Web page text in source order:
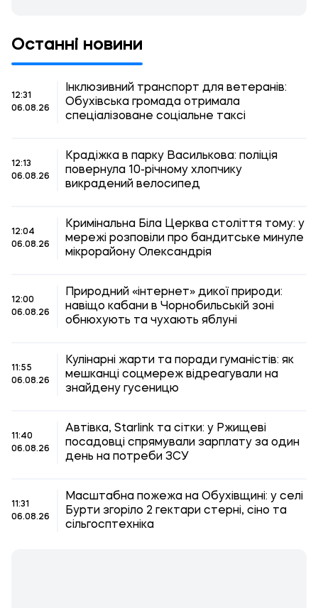
Останні новини
12:31
06.08.26
Інклюзивний транспорт для ветеранів:
Обухівська громада отримала
спеціалізоване соціальне таксі
12:13
06.08.26
Крадіжка в парку Василькова: поліція
повернула 10-річному хлопчику
викрадений велосипед
12:04
06.08.26
Кримінальна Біла Церква століття тому: у
мережі розповіли про бандитське минуле
мікрорайону Олександрія
12:00
06.08.26
Природний «інтернет» дикої природи:
навіщо кабани в Чорнобильській зоні
обнюхують та чухають яблуні
11:55
06.08.26
Кулінарні жарти та поради гуманістів: як
мешканці соцмереж відреагували на
знайдену гусеницю
11:40
06.08.26
Автівка, Starlink та сітки: у Ржищеві
посадовці спрямували зарплату за один
день на потреби ЗСУ
11:31
06.08.26
Масштабна пожежа на Обухівщині: у селі
Бурти згоріло 2 гектари стерні, сіно та
сільгосптехніка